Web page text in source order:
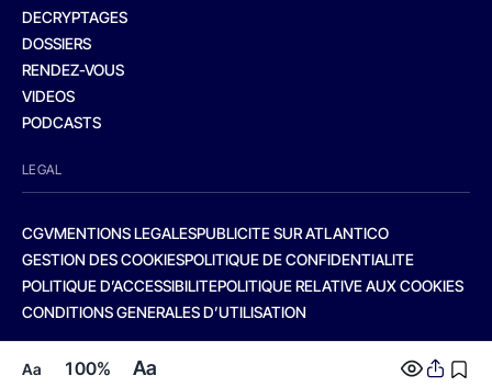
Aa 100% Aa
DECRYPTAGES
DOSSIERS
RENDEZ-VOUS
VIDEOS
PODCASTS
LEGAL
CGVMENTIONS LEGALESPUBLICITE SUR ATLANTICO
GESTION DES COOKIESPOLITIQUE DE CONFIDENTIALITE
POLITIQUE D’ACCESSIBILITEPOLITIQUE RELATIVE AUX COOKIES
CONDITIONS GENERALES D’UTILISATION